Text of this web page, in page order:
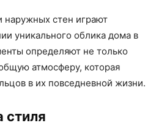
наружных стен играют
уникального облика дома в
определяют не только
атмосферу, которая
в их повседневной жизни.
стиля